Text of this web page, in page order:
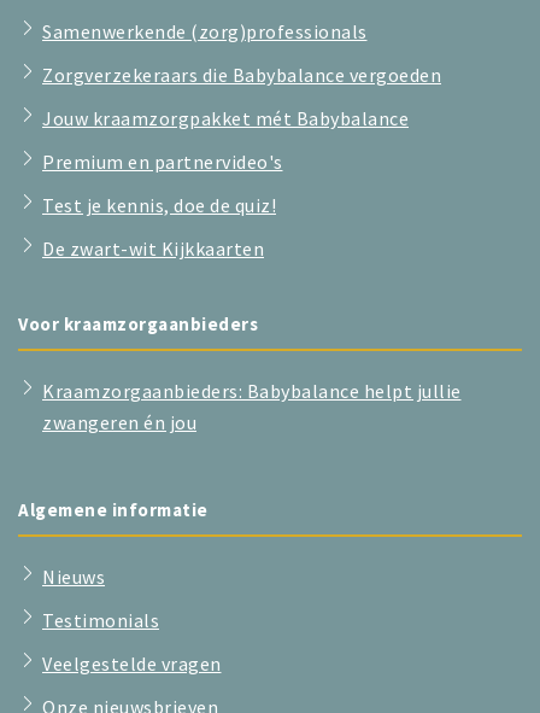
Samenwerkende (zorg)professionals
Zorgverzekeraars die Babybalance vergoeden
Jouw kraamzorgpakket mét Babybalance
Premium en partnervideo's
Test je kennis, doe de quiz!
De zwart-wit Kijkkaarten
Voor kraamzorgaanbieders
Kraamzorgaanbieders: Babybalance helpt jullie
zwangeren én jou
Algemene informatie
Nieuws
Testimonials
Veelgestelde vragen
Onze nieuwsbrieven